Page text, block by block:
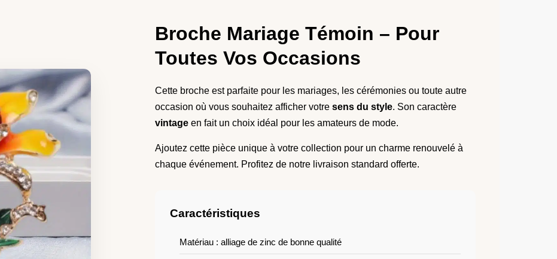
Broche Mariage Témoin – Pour
Toutes Vos Occasions
Cette broche est parfaite pour les mariages, les cérémonies ou toute autre
occasion où vous souhaitez afficher votre sens du style. Son caractère
vintage en fait un choix idéal pour les amateurs de mode.
Ajoutez cette pièce unique à votre collection pour un charme renouvelé à
chaque événement. Profitez de notre livraison standard offerte.
Caractéristiques
Matériau : alliage de zinc de bonne qualité